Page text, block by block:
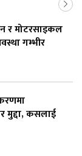
र मोटरसाइकल
गम्भीर
मुद्दा, कसलाई